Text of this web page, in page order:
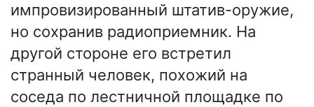
импровизированный штатив-оружие,
но сохранив радиоприемник. На
другой стороне его встретил
странный человек, похожий на
соседа по лестничной площадке по